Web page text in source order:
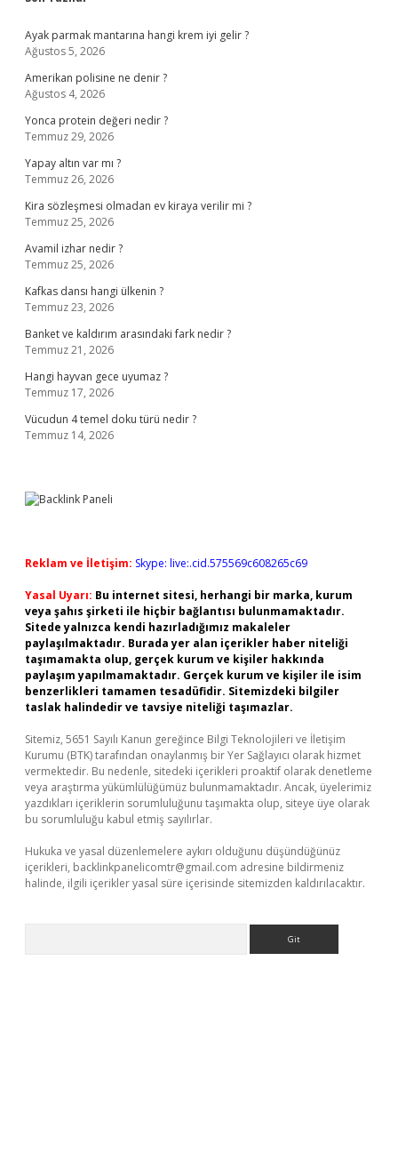
Sidebar
Ayak parmak mantarına hangi krem iyi gelir ?
Ağustos 5, 2026
Amerikan polisine ne denir ?
Ağustos 4, 2026
Yonca protein değeri nedir ?
Temmuz 29, 2026
Yapay altın var mı ?
Temmuz 26, 2026
Kira sözleşmesi olmadan ev kiraya verilir mi ?
Temmuz 25, 2026
Avamil izhar nedir ?
Temmuz 25, 2026
Kafkas dansı hangi ülkenin ?
Temmuz 23, 2026
Banket ve kaldırım arasındaki fark nedir ?
Temmuz 21, 2026
Hangi hayvan gece uyumaz ?
Temmuz 17, 2026
Vücudun 4 temel doku türü nedir ?
Temmuz 14, 2026
Reklam ve İletişim: Skype: live:.cid.575569c608265c69
Yasal Uyarı: Bu internet sitesi, herhangi bir marka, kurum
veya şahıs şirketi ile hiçbir bağlantısı bulunmamaktadır.
Sitede yalnızca kendi hazırladığımız makaleler
paylaşılmaktadır. Burada yer alan içerikler haber niteliği
taşımamakta olup, gerçek kurum ve kişiler hakkında
paylaşım yapılmamaktadır. Gerçek kurum ve kişiler ile isim
benzerlikleri tamamen tesadüfidir. Sitemizdeki bilgiler
taslak halindedir ve tavsiye niteliği taşımazlar.
Sitemiz, 5651 Sayılı Kanun gereğince Bilgi Teknolojileri ve İletişim
Kurumu (BTK) tarafından onaylanmış bir Yer Sağlayıcı olarak hizmet
vermektedir. Bu nedenle, sitedeki içerikleri proaktif olarak denetleme
veya araştırma yükümlülüğümüz bulunmamaktadır. Ancak, üyelerimiz
yazdıkları içeriklerin sorumluluğunu taşımakta olup, siteye üye olarak
bu sorumluluğu kabul etmiş sayılırlar.
Hukuka ve yasal düzenlemelere aykırı olduğunu düşündüğünüz
içerikleri, backlinkpanelicomtr@gmail.com adresine bildirmeniz
halinde, ilgili içerikler yasal süre içerisinde sitemizden kaldırılacaktır.